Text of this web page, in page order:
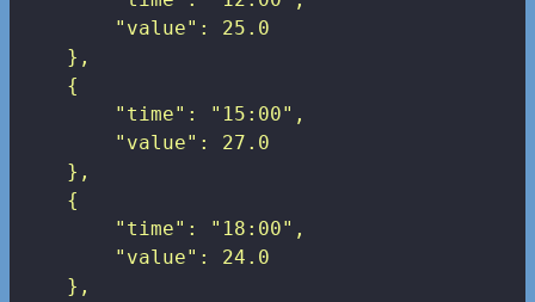
        "value": 25.0
    },
    {
        "time": "15:00",
        "value": 27.0
    },
    {
        "time": "18:00",
        "value": 24.0
    },